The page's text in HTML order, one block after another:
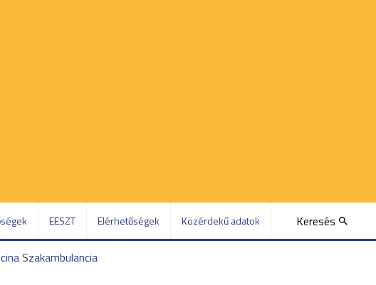
EESZT Elérhetőségek Közérdekű adatok Keresés
Szakambulancia